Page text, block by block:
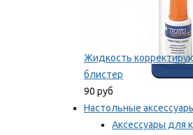
Жидкость
блистер
90 руб
Настольные
Аксессуары для